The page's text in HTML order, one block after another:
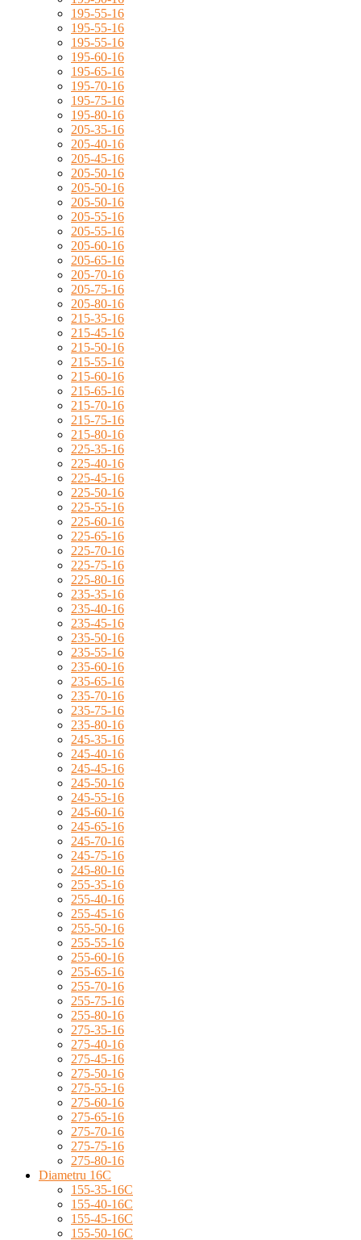
195-55-16
195-55-16
195-55-16
195-60-16
195-65-16
195-70-16
195-75-16
195-80-16
205-35-16
205-40-16
205-45-16
205-50-16
205-50-16
205-50-16
205-55-16
205-55-16
205-60-16
205-65-16
205-70-16
205-75-16
205-80-16
215-35-16
215-45-16
215-50-16
215-55-16
215-60-16
215-65-16
215-70-16
215-75-16
215-80-16
225-35-16
225-40-16
225-45-16
225-50-16
225-55-16
225-60-16
225-65-16
225-70-16
225-75-16
225-80-16
235-35-16
235-40-16
235-45-16
235-50-16
235-55-16
235-60-16
235-65-16
235-70-16
235-75-16
235-80-16
245-35-16
245-40-16
245-45-16
245-50-16
245-55-16
245-60-16
245-65-16
245-70-16
245-75-16
245-80-16
255-35-16
255-40-16
255-45-16
255-50-16
255-55-16
255-60-16
255-65-16
255-70-16
255-75-16
255-80-16
275-35-16
275-40-16
275-45-16
275-50-16
275-55-16
275-60-16
275-65-16
275-70-16
275-75-16
275-80-16
Diametru 16C
155-35-16C
155-40-16C
155-45-16C
155-50-16C